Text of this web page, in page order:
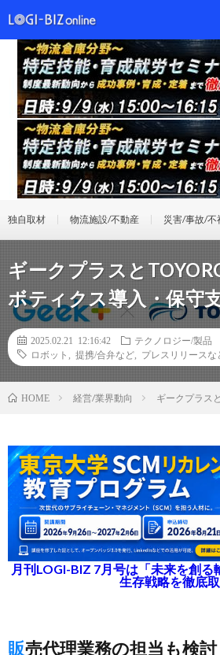
独自取材 物流施設/不動産 災害/事故/不
ギークプラスと
ボティクス導入・保守
2025.02.21 12:16:42
テクノロジー/製品
ロボット
提携/合弁など プレスリリースな
HOME 経営/業界動向 ギークプラス
月刊LOGI-BIZ 7月号は「未来を創る
生存戦略を徹底
販売代理業務の担当も検討